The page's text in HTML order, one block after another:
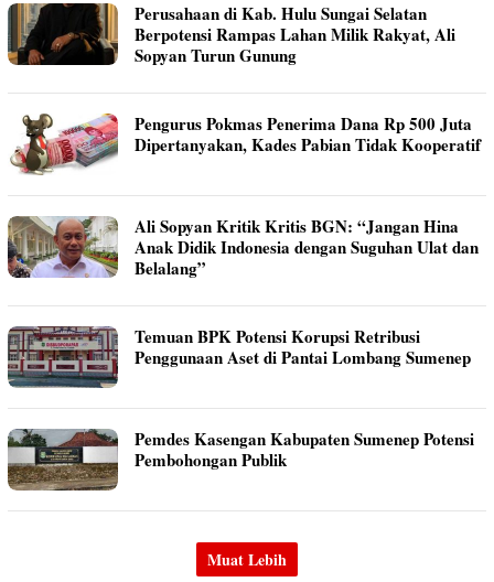
Perusahaan di Kab. Hulu Sungai Selatan
Berpotensi Rampas Lahan Milik Rakyat, Ali
Sopyan Turun Gunung
Pengurus Pokmas Penerima Dana Rp 500 Juta
Dipertanyakan, Kades Pabian Tidak Kooperatif
Ali Sopyan Kritik Kritis BGN: “Jangan Hina
Anak Didik Indonesia dengan Suguhan Ulat dan
Belalang”
Temuan BPK Potensi Korupsi Retribusi
Penggunaan Aset di Pantai Lombang Sumenep
Pemdes Kasengan Kabupaten Sumenep Potensi
Pembohongan Publik